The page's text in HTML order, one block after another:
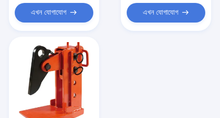
স্থায়ী চৌম্বক উত্তপ্ত
এখন যোগাযোগ এখন যোগাযোগ